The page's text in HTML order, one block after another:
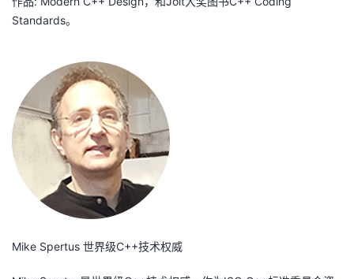
Standards。
Mike Spertus 世界级C++技术权威